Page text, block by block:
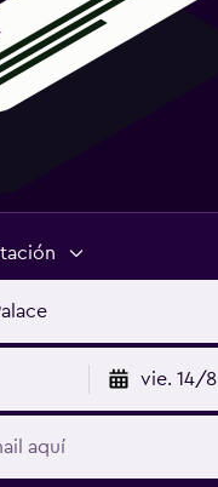
vie. 14/8